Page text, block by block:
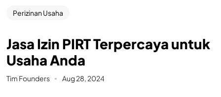
Perizinan Usaha
Jasa Izin PIRT Terpercaya untuk
Usaha Anda
Tim Founders Aug 28, 2024